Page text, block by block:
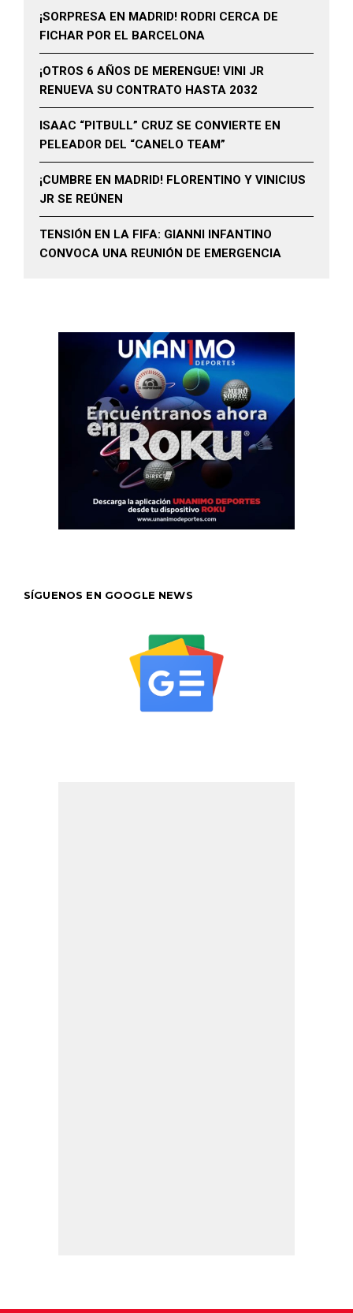
¡SORPRESA EN MADRID! RODRI CERCA DE
FICHAR POR EL BARCELONA
¡OTROS 6 AÑOS DE MERENGUE! VINI JR
RENUEVA SU CONTRATO HASTA 2032
ISAAC “PITBULL” CRUZ SE CONVIERTE EN
PELEADOR DEL “CANELO TEAM”
¡CUMBRE EN MADRID! FLORENTINO Y VINICIUS
JR SE REÚNEN
TENSIÓN EN LA FIFA: GIANNI INFANTINO
CONVOCA UNA REUNIÓN DE EMERGENCIA
SÍGUENOS EN GOOGLE NEWS